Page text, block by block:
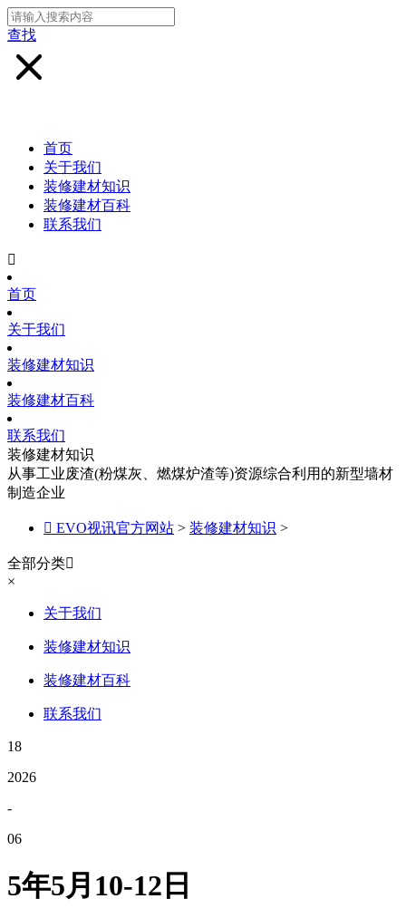
查找
首页
关于我们
装修建材知识
装修建材百科
联系我们

首页
关于我们
装修建材知识
装修建材百科
联系我们
装修建材知识
从事工业废渣(粉煤灰、燃煤炉渣等)资源综合利用的新型墙材
制造企业
 EVO视讯官方网站 > 装修建材知识 >
全部分类
×
关于我们
装修建材知识
装修建材百科
联系我们
18
2026
-
06
5年5月10-12日